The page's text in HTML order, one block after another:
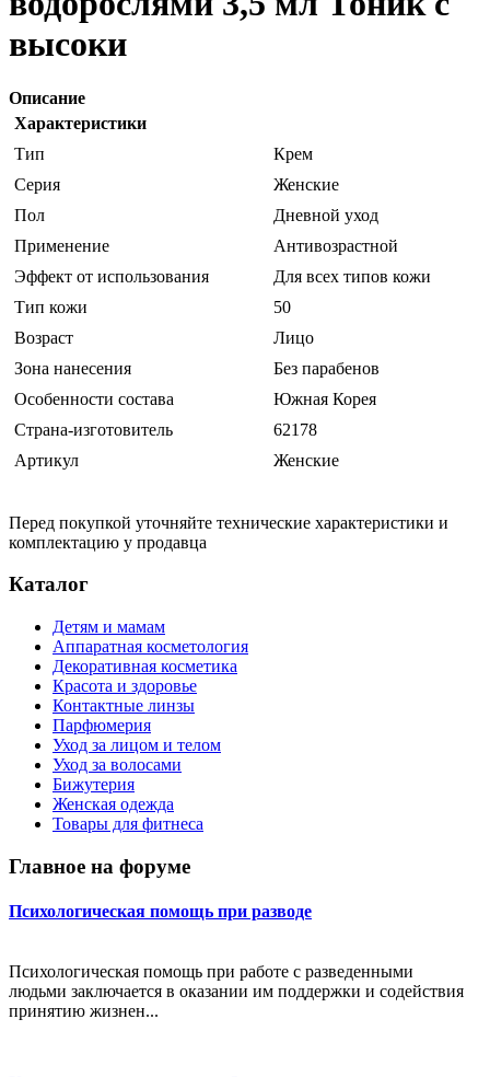
высоки
Описание
Характеристики
Тип
Крем
Серия
Женские
Пол
Дневной уход
Применение
Антивозрастной
Эффект от использования
Для всех типов кожи
Тип кожи
50
Возраст
Лицо
Зона нанесения
Без парабенов
Особенности состава
Южная Корея
Страна-изготовитель
62178
Артикул
Женские
Перед покупкой уточняйте технические характеристики и
комплектацию у продавца
Каталог
Детям и мамам
Аппаратная косметология
Декоративная косметика
Красота и здоровье
Контактные линзы
Парфюмерия
Уход за лицом и телом
Уход за волосами
Бижутерия
Женская одежда
Товары для фитнеса
Главное на форуме
Психологическая помощь при разводе
Психологическая помощь при работе с разведенными
людьми заключается в оказании им поддержки и содействия
принятию жизнен...